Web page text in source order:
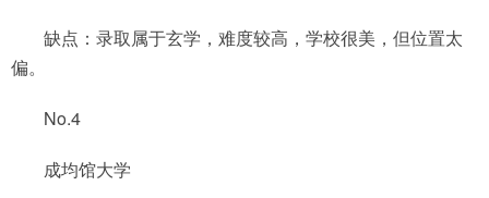
缺点：录取属于玄学，难度较高，学校很美，但位置太
偏。
No.4
成均馆大学